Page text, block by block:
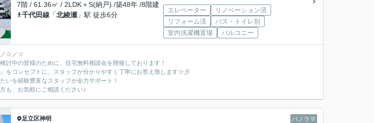
7階 / 61.36㎡ / 2LDK＋S(納戸) /築48年 /8階建
千代田線 「北綾瀬 」駅 徒歩6分
エレベーター
リノベーション済
リフォーム済
バス・トイレ別
室内洗濯機置場
バルコニー
／☆／☆
討中の皆様のために、住宅無料相談会を開催しております！
』をコンセプトに、スタッフが分かりやすく丁寧にお答え致します☆彡
いを経験豊富なスタッフが全力サポート！
も、お気軽にご相談ください♪
パノラマ
足立区神明